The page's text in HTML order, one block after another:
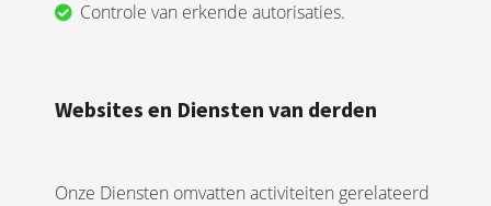
Controle van erkende autorisaties.
Websites en Diensten van derden
Onze Diensten omvatten activiteiten gerelateerd